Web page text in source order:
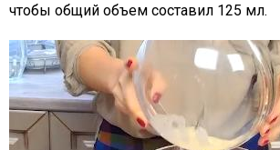
чтобы общий объем составил 125 мл.